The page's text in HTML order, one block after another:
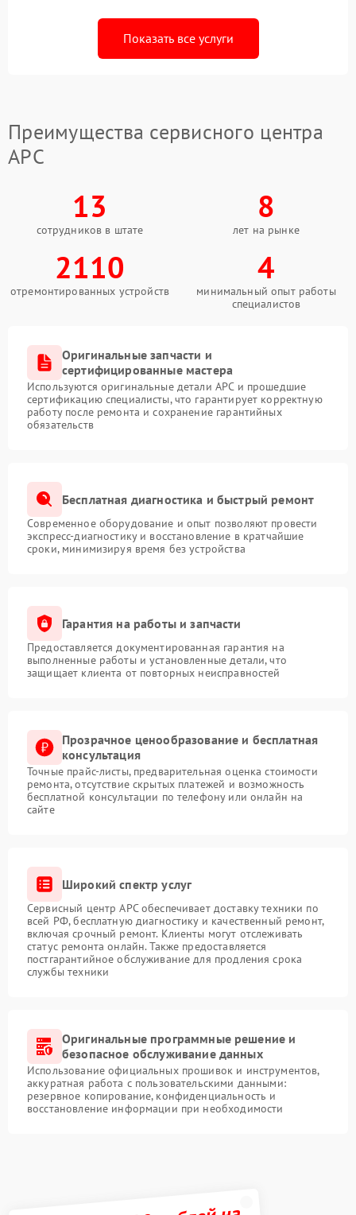
Показать все услуги
Преимущества сервисного центра
APC
13
сотрудников в штате
8
лет на рынке
2110
отремонтированных устройств
4
минимальный опыт работы
специалистов
Оригинальные запчасти и
сертифицированные мастера
Используются оригинальные детали APC и прошедшие
сертификацию специалисты, что гарантирует корректную
работу после ремонта и сохранение гарантийных
обязательств
Бесплатная диагностика и быстрый ремонт
Современное оборудование и опыт позволяют провести
экспресс-диагностику и восстановление в кратчайшие
сроки, минимизируя время без устройства
Гарантия на работы и запчасти
Предоставляется документированная гарантия на
выполненные работы и установленные детали, что
защищает клиента от повторных неисправностей
Прозрачное ценообразование и бесплатная
консультация
Точные прайс-листы, предварительная оценка стоимости
ремонта, отсутствие скрытых платежей и возможность
бесплатной консультации по телефону или онлайн на
сайте
Широкий спектр услуг
Сервисный центр APC обеспечивает доставку техники по
всей РФ, бесплатную диагностику и качественный ремонт,
включая срочный ремонт. Клиенты могут отслеживать
статус ремонта онлайн. Также предоставляется
постгарантийное обслуживание для продления срока
службы техники
Оригинальные программные решение и
безопасное обслуживание данных
Использование официальных прошивок и инструментов,
аккуратная работа с пользовательскими данными:
резервное копирование, конфиденциальность и
восстановление информации при необходимости